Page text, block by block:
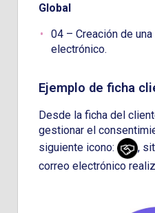
Global
04 – Creación de
electrónico.
Ejemplo de ficha
Desde la ficha del
gestionar el
siguiente icono:
,
correo electrónico